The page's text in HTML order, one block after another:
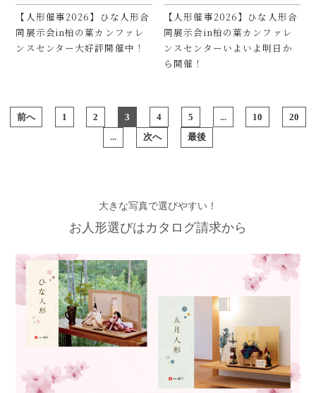
【人形催事2026】ひな人形合
同展示会in柏の葉カンファレ
ンスセンター大好評開催中！
【人形催事2026】ひな人形合
同展示会in柏の葉カンファレ
ンスセンターいよいよ明日か
ら開催！
前へ 1 2 3 4 5 ... 10 20
... 次へ 最後
大きな写真で選びやすい！
お人形選びはカタログ請求から